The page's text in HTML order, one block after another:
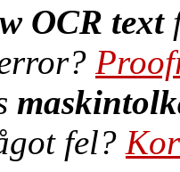
OCR text
fel?